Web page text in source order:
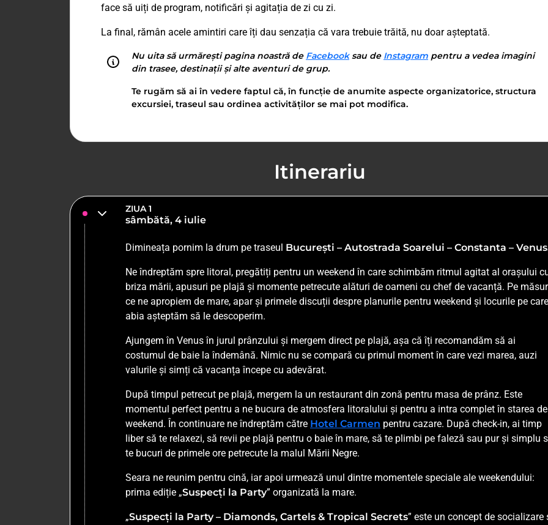
face să uiți de program, notificări și agitația de zi cu zi.
La final, rămân acele amintiri care îți dau senzația că vara trebuie trăită, nu doar așteptată.
Nu uita să urmărești pagina noastră de Facebooksau de Instagram pentru a vedea imagini
din trasee, destinații și alte aventuri de grup.
Te rugăm să ai în vedere faptul că, în funcție de anumite aspecte organizatorice, structura
excursiei, traseul sau ordinea activităților se mai pot modifica.
Itinerariu
ZIUA 1
sâmbătă, 4 iulie
Dimineața pornim la drum pe traseul București – Autostrada Soarelui – Constanta –
Ne îndreptăm spre litoral, pregătiți pentru un weekend în care schimbăm ritmul agitat al orașului
briza mării, apusuri pe plajă și momente petrecute alături de oameni cu chef de vacanță. Pe
ce ne apropiem de mare, apar și primele discuții despre planurile pentru weekend și locurile pe care
abia așteptăm să le descoperim.
Ajungem în Venus în jurul prânzului și mergem direct pe plajă, așa că îți recomandăm să ai
costumul de baie la îndemână. Nimic nu se compară cu primul moment în care vezi marea, auzi
valurile și simți că vacanța începe cu adevărat.
După timpul petrecut pe plajă, mergem la un restaurant din zonă pentru masa de prânz. Este
momentul perfect pentru a ne bucura de atmosfera litoralului și pentru a intra complet în starea de
weekend. În continuare ne îndreptăm către Hotel Carmen pentru cazare. După check-in, ai timp
liber să te relaxezi, să revii pe plajă pentru o baie în mare, să te plimbi pe faleză sau pur și simplu
te bucuri de primele ore petrecute la malul Mării Negre.
Seara ne reunim pentru cină, iar apoi urmează unul dintre momentele speciale ale weekendului:
prima ediție „Suspecți la Party” organizată la mare.
„Suspecți la Party – Diamonds, Cartels & Tropical Secrets” este un concept de socializare